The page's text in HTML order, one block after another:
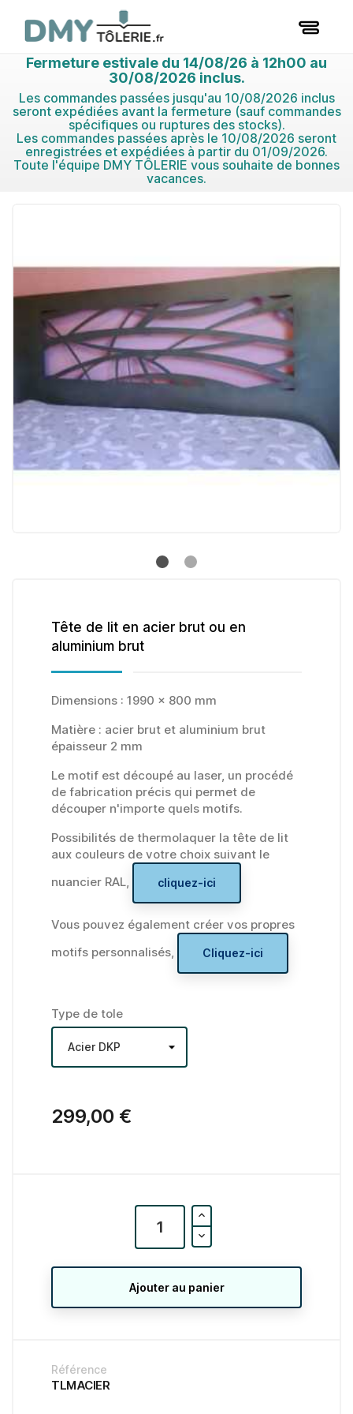
Fermeture estivale du 14/08/26 à 12h00 au
30/08/2026 inclus.
Les commandes passées jusqu'au 10/08/2026 inclus
seront expédiées avant la fermeture (sauf commandes
spécifiques ou ruptures des stocks).
Les commandes passées après le 10/08/2026 seront
enregistrées et expédiées à partir du 01/09/2026.
Toute l'équipe DMY TÔLERIE vous souhaite de bonnes
vacances.
Tête de lit en acier brut ou en
aluminium brut
Dimensions : 1990 x 800 mm
Matière : acier brut et aluminium brut
épaisseur 2 mm
Le motif est découpé au laser, un procédé
de fabrication précis qui permet de
découper n'importe quels motifs.
Possibilités de thermolaquer la tête de lit
aux couleurs de votre choix suivant le
nuancier RAL,
cliquez-ici
Vous pouvez également créer vos propres
motifs personnalisés,
Cliquez-ici
Type de tole
299,00 €
Ajouter au panier
Référence
TLMACIER